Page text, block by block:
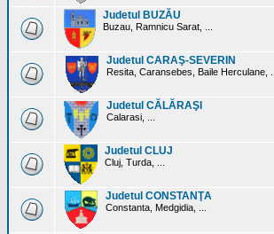
Judetul BUZĂU
Buzau, Ramnicu Sarat, ...
Judetul CARAŞ-SEVERIN
Resita, Caransebes, Baile Herculane, ...
Judetul CĂLĂRAŞI
Calarasi, ...
Judetul CLUJ
Cluj, Turda, ...
Judetul CONSTANŢA
Constanta, Medgidia, ...